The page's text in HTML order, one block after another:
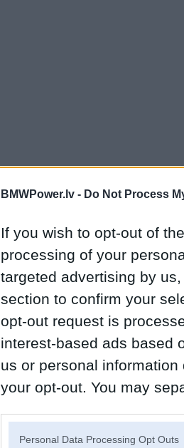
BMWPower.lv - Do Not Process
If you wish to opt-out of
processing of your
targeted advertising by
section to confirm your
opt-out request is
interest-based ads based
us or personal
your opt-out. You may
Personal Data Processing Opt Outs